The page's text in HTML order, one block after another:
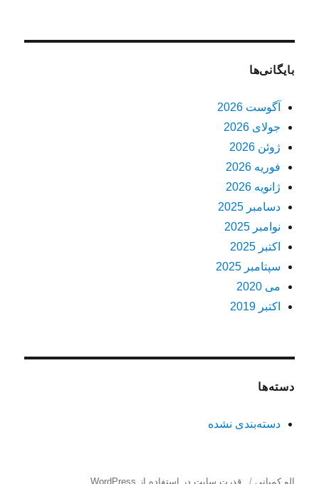
بایگانی‌ها
آگوست 2026
جولای 2026
ژوئن 2026
فوریه 2026
ژانویه 2026
دسامبر 2025
نوامبر 2025
اکتبر 2025
سپتامبر 2025
می 2020
اکتبر 2019
دسته‌ها
دسته‌بندی نشده
الو کمپانی قدرت سایت در استفاده از WordPress